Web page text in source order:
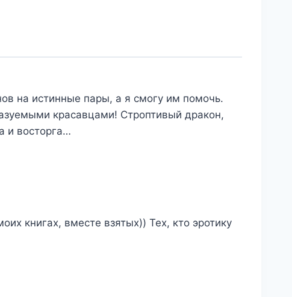
на истинные пары, а я смогу им помочь.
красавцами! Строптивый дракон,
и восторга…
книгах, вместе взятых)) Тех, кто эротику